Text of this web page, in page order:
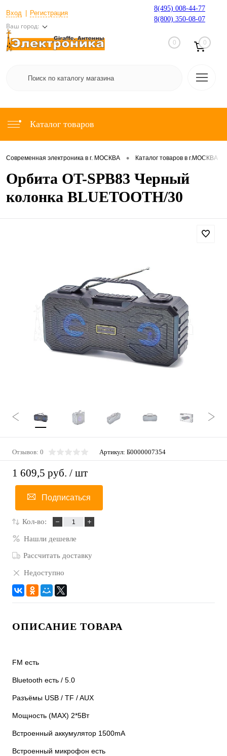
Вход Регистрация
Ваш город:
8(495) 008-44-77
8(800) 350-08-07
0 0
Каталог товаров
Современная электроника в г. МОСКВА • Каталог товаров в г.МОСКВА
Орбита OT-SPB83 Черный
колонка BLUETOOTH/30
Отзывов: 0 Артикул: Б0000007354
1 609,5 руб. / шт
Подписаться
Кол-во:
Нашли дешевле
Рассчитать доставку
Недоступно
ОПИСАНИЕ ТОВАРА
FM есть
Bluetooth есть / 5.0
Разъёмы USB / TF / AUX
Мощность (MAX) 2*5Вт
Встроенный аккумулятор 1500mA
Встроенный микрофон есть